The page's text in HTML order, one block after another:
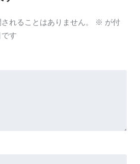
れることはありません。 ※ が付
す